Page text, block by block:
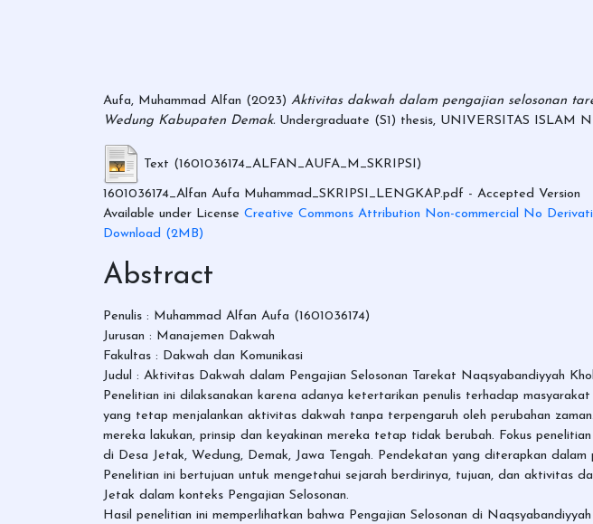
Aufa, Muhammad Alfan (2023) Aktivitas dakwah dalam pengajian selosonan
Wedung Kabupaten Demak. Undergraduate (S1) thesis, UNIVERSITAS ISLAM
Text (1601036174_ALFAN_AUFA_M_SKRIPSI)
1601036174_Alfan Aufa Muhammad_SKRIPSI_LENGKAP.pdf - Accepted Version
Available under License Creative Commons Attribution Non-commercial No
Download (2MB)
Abstract
Penulis : Muhammad Alfan Aufa (1601036174)
Jurusan : Manajemen Dakwah
Fakultas : Dakwah dan Komunikasi
Judul : Aktivitas Dakwah dalam Pengajian Selosonan Tarekat Naqsyabandiyyah
Penelitian ini dilaksanakan karena adanya ketertarikan penulis terhadap
yang tetap menjalankan aktivitas dakwah tanpa terpengaruh oleh perubahan
mereka lakukan, prinsip dan keyakinan mereka tetap tidak berubah. Fokus
di Desa Jetak, Wedung, Demak, Jawa Tengah. Pendekatan yang diterapkan
Penelitian ini bertujuan untuk mengetahui sejarah berdirinya, tujuan, dan aktivitas
Jetak dalam konteks Pengajian Selosonan.
Hasil penelitian ini memperlihatkan bahwa Pengajian Selosonan di